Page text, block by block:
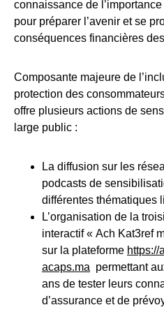
connaissance de
pour préparer l’avenir et se
conséquences financières
Composante majeure de
protection des
offre plusieurs actions de
large public :
La diffusion sur les
podcasts de
différentes thématiques
L’organisation de la
interactif « Ach Kat3ref
sur la plateforme https://
acaps.ma permettant
ans de tester leurs
d’assurance et de